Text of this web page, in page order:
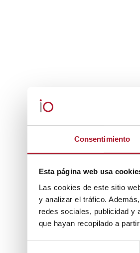
Consentimiento
Esta página web usa
Las cookies de este sitio
y analizar el tráfico.
redes sociales, publicidad y
que hayan recopilado a